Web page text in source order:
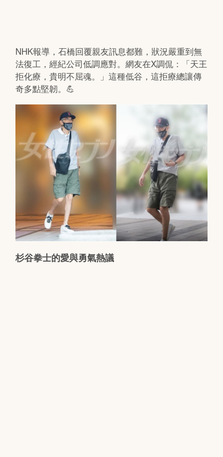
NHK報導，石橋回覆親友訊息都難，狀況嚴重到無
法復工，經紀公司低調應對。網友在X調侃：「天王
拒化療，貴明不屈魂。」這種低谷，這拒療總讓傳
奇多點堅韌。💪
杉谷拳士的愛與勇氣熱議